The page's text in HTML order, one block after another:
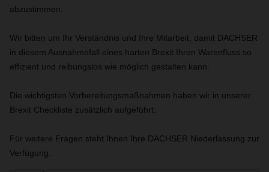
abzustimmen.
Wir bitten um Ihr Verständnis und Ihre Mitarbeit, damit DACHSER
in diesem Ausnahmefall eines harten Brexit Ihren Warenfluss so
effizient und reibungslos wie möglich gestalten kann.
Die wichtigsten Vorbereitungsmaßnahmen haben wir in unserer
Brexit Checkliste zusätzlich aufgeführt.
Für weitere Fragen steht Ihnen Ihre DACHSER Niederlassung zur
Verfügung.